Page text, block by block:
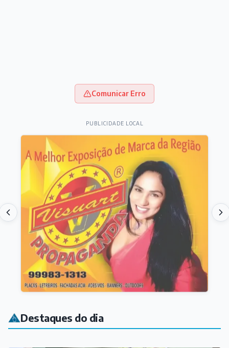
Comunicar Erro
PUBLICIDADE LOCAL
Destaques do dia